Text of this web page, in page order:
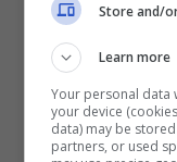
L’ultima
dovuto andare
2021, ma la
sostituita dal
imprevisti, la
Store and/
Learn more
Your personal data
your device
data) may be
partners, or used